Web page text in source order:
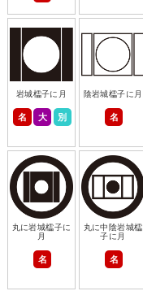
岩城櫺子に月
名 大 別
陰岩城櫺子に月
名
丸に岩城櫺子に
月
名
丸に中陰岩城櫺
子に月
名